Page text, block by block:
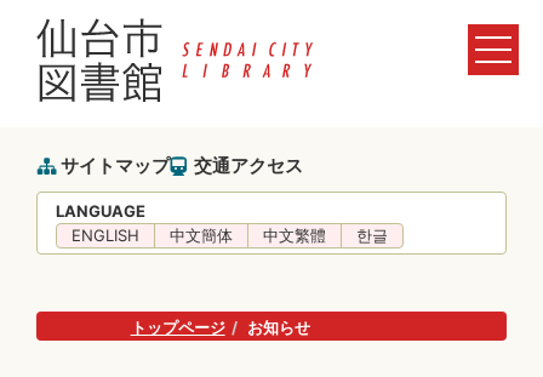
サイトマップ 交通アクセス
LANGUAGE
ENGLISH
中文簡体 中文繁體 한글
トップページ お知らせ